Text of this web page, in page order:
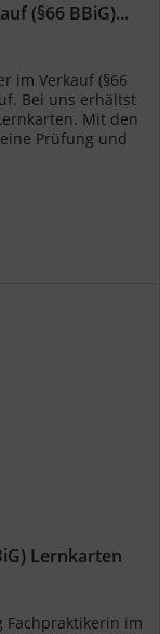
(§66 BBiG)...
im Verkauf (§66
Bei uns erhältst
Mit den
Prüfung und
Lernkarten
im